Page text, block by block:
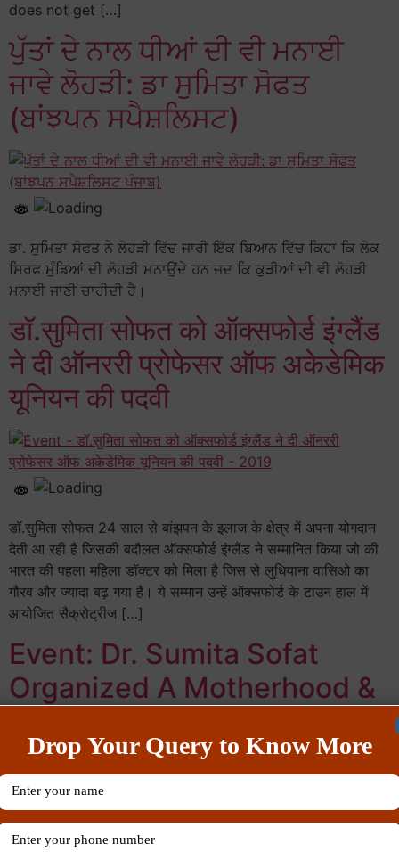
does not get […]
ਪੁੱਤਾਂ ਦੇ ਨਾਲ ਧੀਆਂ ਦੀ ਵੀ ਮਨਾਈ
ਜਾਵੇ ਲੋਹੜੀ: ਡਾ ਸੁਮਿਤਾ ਸੋਫਤ
(ਬਾਂਝਪਨ ਸਪੈਸ਼ਲਿਸਟ)
ਡਾ. ਸੁਮਿਤਾ ਸੋਫਤ ਨੇ ਲੋਹੜੀ ਵਿੱਚ ਜਾਰੀ ਇੱਕ ਬਿਆਨ ਵਿੱਚ ਕਿਹਾ ਕਿ ਲੋਕ
ਸਿਰਫ ਮੁੰਡਿਆਂ ਦੀ ਲੋਹੜੀ ਮਨਾਉਂਦੇ ਹਨ ਜਦ ਕਿ ਕੁੜੀਆਂ ਦੀ ਵੀ ਲੋਹੜੀ
ਮਨਾਈ ਜਾਣੀ ਚਾਹੀਦੀ ਹੈ।
डॉ.सुमिता सोफत को ऑक्सफोर्ड इंग्लैंड
ने दी ऑनररी प्रोफेसर ऑफ अकेडेमिक
यूनियन की पदवी
डॉ.सुमिता सोफत 24 साल से बांझपन के इलाज के क्षेत्र में अपना योगदान
देती आ रही है जिसकी बदौलत ऑक्सफोर्ड इंग्लैंड ने सम्मानित किया जो की
भारत की पहला महिला डॉक्टर को मिला है जिस से लुधियाना वासिओ का
गौरव और ज्यादा बढ़ गया है। ये सम्मान उन्हें ऑक्सफोर्ड के टाउन हाल में
आयोजित सैक्रोट्रीज […]
Event: Dr. Sumita Sofat
Organized A Motherhood &
Drop Your Query to Know More